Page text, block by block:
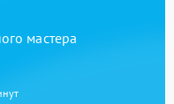
мастера